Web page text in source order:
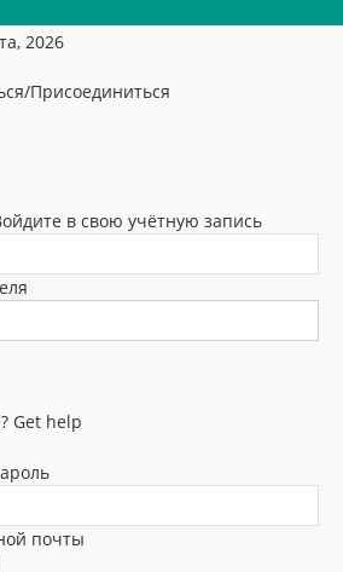
2026
Присоединиться
в свою учётную запись
Get help
почты